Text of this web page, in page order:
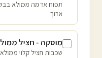
תפוח אדמה ממולא
ארוך
מוסקה - חציל
שכבות חציל קלוי